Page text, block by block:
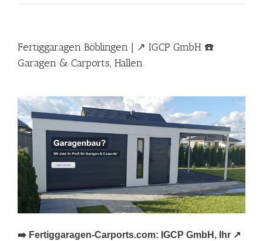
Fertiggaragen Böblingen | ↗️ IGCP GmbH ☎️
Garagen & Carports, Hallen
➡️ Fertiggaragen-Carports.com: IGCP GmbH, Ihr ↗️